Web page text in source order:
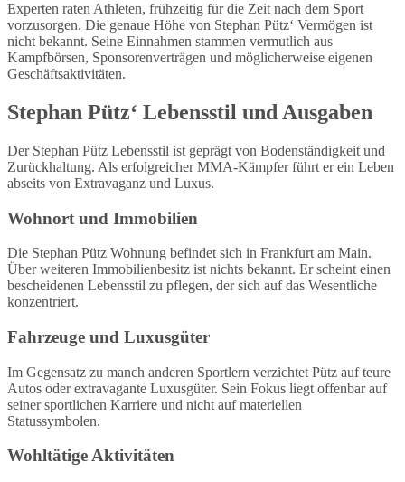
Experten raten Athleten, frühzeitig für die Zeit nach dem Sport
vorzusorgen. Die genaue Höhe von Stephan Pütz‘ Vermögen ist
nicht bekannt. Seine Einnahmen stammen vermutlich aus
Kampfbörsen, Sponsorenverträgen und möglicherweise eigenen
Geschäftsaktivitäten.
Stephan Pütz‘ Lebensstil und Ausgaben
Der Stephan Pütz Lebensstil ist geprägt von Bodenständigkeit und
Zurückhaltung. Als erfolgreicher MMA-Kämpfer führt er ein Leben
abseits von Extravaganz und Luxus.
Wohnort und Immobilien
Die Stephan Pütz Wohnung befindet sich in Frankfurt am Main.
Über weiteren Immobilienbesitz ist nichts bekannt. Er scheint einen
bescheidenen Lebensstil zu pflegen, der sich auf das Wesentliche
konzentriert.
Fahrzeuge und Luxusgüter
Im Gegensatz zu manch anderen Sportlern verzichtet Pütz auf teure
Autos oder extravagante Luxusgüter. Sein Fokus liegt offenbar auf
seiner sportlichen Karriere und nicht auf materiellen
Statussymbolen.
Wohltätige Aktivitäten